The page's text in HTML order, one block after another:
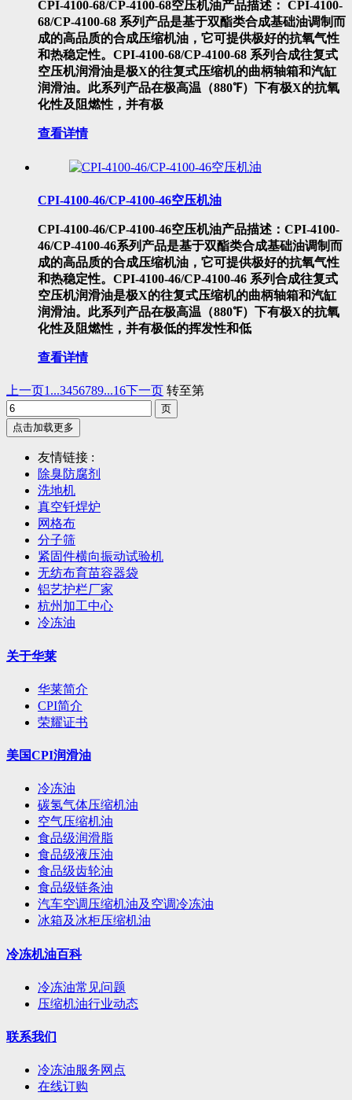
CPI-4100-68/CP-4100-68空压机油产品描述： CPI-4100-
68/CP-4100-68 系列产品是基于双酯类合成基础油调制而
成的高品质的合成压缩机油，它可提供极好的抗氧气性
和热稳定性。CPI-4100-68/CP-4100-68 系列合成往复式
空压机润滑油是极X的往复式压缩机的曲柄轴箱和汽缸
润滑油。此系列产品在极高温（880℉）下有极X的抗氧
化性及阻燃性，并有极
查看详情
CPI-4100-46/CP-4100-46空压机油
CPI-4100-46/CP-4100-46空压机油产品描述：CPI-4100-
46/CP-4100-46系列产品是基于双酯类合成基础油调制而
成的高品质的合成压缩机油，它可提供极好的抗氧气性
和热稳定性。CPI-4100-46/CP-4100-46 系列合成往复式
空压机润滑油是极X的往复式压缩机的曲柄轴箱和汽缸
润滑油。此系列产品在极高温（880℉）下有极X的抗氧
化性及阻燃性，并有极低的挥发性和低
查看详情
上一页1...3456789...16下一页 转至第
点击加载更多
友情链接 :
除臭防腐剂
洗地机
真空钎焊炉
网格布
分子筛
紧固件横向振动试验机
无纺布育苗容器袋
铝艺护栏厂家
杭州加工中心
冷冻油
关于华莱
华莱简介
CPI简介
荣耀证书
美国CPI润滑油
冷冻油
碳氢气体压缩机油
空气压缩机油
食品级润滑脂
食品级液压油
食品级齿轮油
食品级链条油
汽车空调压缩机油及空调冷冻油
冰箱及冰柜压缩机油
冷冻机油百科
冷冻油常见问题
压缩机油行业动态
联系我们
冷冻油服务网点
在线订购